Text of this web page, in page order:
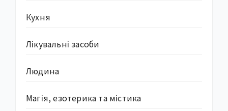
Кухня
Лікувальні засоби
Людина
Магія, езотерика та містика